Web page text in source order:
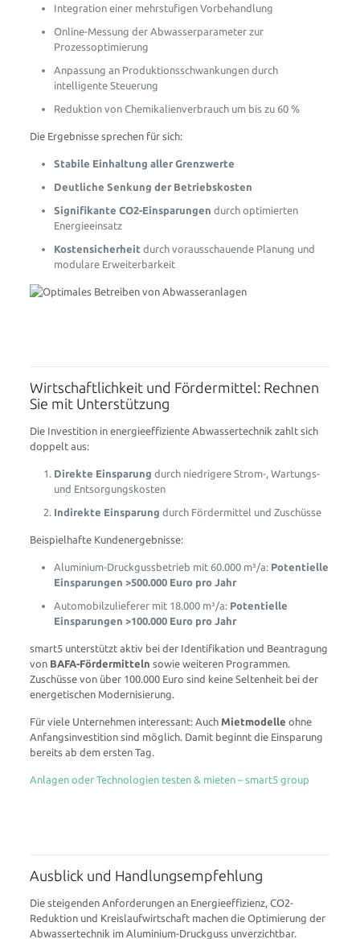
Integration einer mehrstufigen Vorbehandlung
Online-Messung der Abwasserparameter zur
Prozessoptimierung
Anpassung an Produktionsschwankungen durch
intelligente Steuerung
Reduktion von Chemikalienverbrauch um bis zu 60 %
Die Ergebnisse sprechen für sich:
Stabile Einhaltung aller Grenzwerte
Deutliche Senkung der Betriebskosten
Signifikante CO2-Einsparungen durch optimierten
Energieeinsatz
Kostensicherheit durch vorausschauende Planung und
modulare Erweiterbarkeit
Wirtschaftlichkeit und Fördermittel: Rechnen
Sie mit Unterstützung
Die Investition in energieeffiziente Abwassertechnik zahlt sich
doppelt aus:
Direkte Einsparung durch niedrigere Strom-, Wartungs-
und Entsorgungskosten
Indirekte Einsparung durch Fördermittel und Zuschüsse
Beispielhafte Kundenergebnisse:
Aluminium-Druckgussbetrieb mit 60.000 m³/a: Potentielle
Einsparungen >500.000 Euro pro Jahr
Automobilzulieferer mit 18.000 m³/a: Potentielle
Einsparungen >100.000 Euro pro Jahr
smart5 unterstützt aktiv bei der Identifikation und Beantragung
von BAFA-Fördermitteln sowie weiteren Programmen.
Zuschüsse von über 100.000 Euro sind keine Seltenheit bei der
energetischen Modernisierung.
Für viele Unternehmen interessant: Auch Mietmodelle ohne
Anfangsinvestition sind möglich. Damit beginnt die Einsparung
bereits ab dem ersten Tag.
Anlagen oder Technologien testen & mieten – smart5 group
Ausblick und Handlungsempfehlung
Die steigenden Anforderungen an Energieeffizienz, CO2-
Reduktion und Kreislaufwirtschaft machen die Optimierung der
Abwassertechnik im Aluminium-Druckguss unverzichtbar.